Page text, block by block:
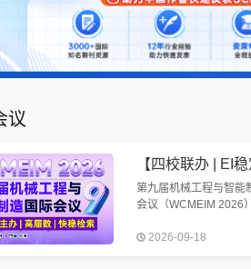
议
第九届机械工程与智能
会议（WCMEIM 2026
开。会议将围绕机械工
2026-09-18